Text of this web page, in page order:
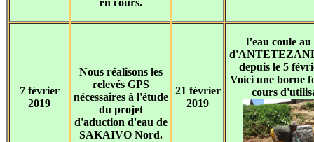
en cours.
7 février
2019
Nous réalisons les
relevés GPS
nécessaires à l'étude
du projet
d'aduction d'eau de
SAKAIVO Nord.
21 février
2019
l’eau coule
depuis le 5
Voici une borne
cours